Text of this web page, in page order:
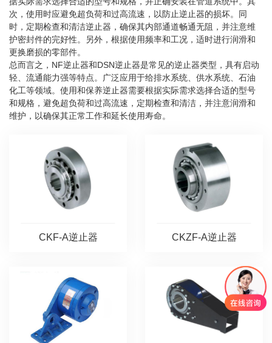
次，使用时应避免超负荷和过高流速，以防止逆止器的损坏。同
时，定期检查和清洁逆止器，确保其内部通道畅通无阻，并注意维
护密封件的完好性。另外，根据使用频率和工况，适时进行润滑和
更换磨损的零部件。
总而言之，NF逆止器和DSN逆止器是常见的逆止器类型，具有启动
轻、流通能力强等特点。广泛应用于给排水系统、供水系统、石油
化工等领域。使用和保养逆止器需要根据实际需求选择合适的型号
和规格，避免超负荷和过高流速，定期检查和清洁，并注意润滑和
维护，以确保其正常工作和延长使用寿命。
CKF-A逆止器 CKZF-A逆止器